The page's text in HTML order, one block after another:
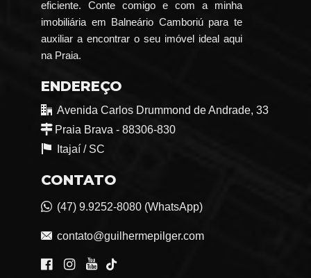
eficiente. Conte comigo e com a minha
imobiliária em Balneário Camboriú para te
auxiliar a encontrar o seu imóvel ideal aqui
na Praia.
ENDEREÇO
Avenida Carlos Drummond de Andrade, 33
Praia Brava - 88306-830
Itajaí / SC
CONTATO
(47) 9.9252-8080 (WhatsApp)
contato@guilhermepilger.com